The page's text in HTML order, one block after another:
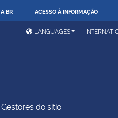
BR ACESSO À INFORMAÇÃO
Ministério das Relações
Exteriores
Controladoria-Geral da
LANGUAGES
Gestores do sítio